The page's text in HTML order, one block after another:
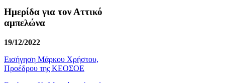
Ημερίδα για τον Αττικό
αμπελώνα
19/12/2022
Εισήγηση Μάρκου Χρήστου,
Προέδρου της ΚΕΟΣΟΕ